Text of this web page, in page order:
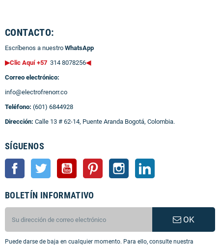
CONTACTO:
Escríbenos a nuestro WhatsApp
▶Clic Aquí +57 314 8078256◀
Correo electrónico:
info@electrofrenorr.co
Teléfono: (601) 6844928
Dirección: Calle 13 # 62-14, Puente Aranda Bogotá, Colombia.
SÍGUENOS
Facebook Twitter YouTube Pinterest Instagram
BOLETÍN INFORMATIVO
OK
Puede darse de baja en cualquier momento. Para ello, consulte nuestra